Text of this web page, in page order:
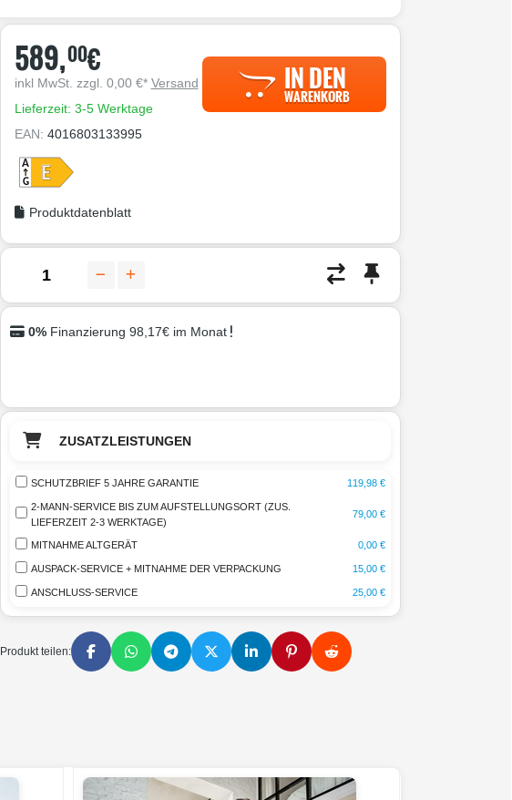
IN DEN
WARENKORB
589,00€
inkl MwSt. zzgl. 0,00 €* Versand
Lieferzeit: 3-5 Werktage
EAN: 4016803133995
Produktdatenblatt
0%Finanzierung 98,17€ im Monat
ZUSATZLEISTUNGEN
SCHUTZBRIEF 5 JAHRE GARANTIE 119,98 €
2-MANN-SERVICE BIS ZUM AUFSTELLUNGSORT (ZUS.
LIEFERZEIT 2-3 WERKTAGE)
79,00 €
MITNAHME ALTGERÄT 0,00 €
AUSPACK-SERVICE + MITNAHME DER VERPACKUNG 15,00 €
ANSCHLUSS-SERVICE 25,00 €
Produkt teilen: